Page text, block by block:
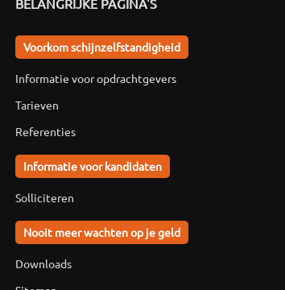
BELANGRIJKE PAGINA'S
Voorkom schijnzelfstandigheid
Informatie voor opdrachtgevers
Tarieven
Referenties
Informatie voor kandidaten
Solliciteren
Nooit meer wachten op je geld
Downloads